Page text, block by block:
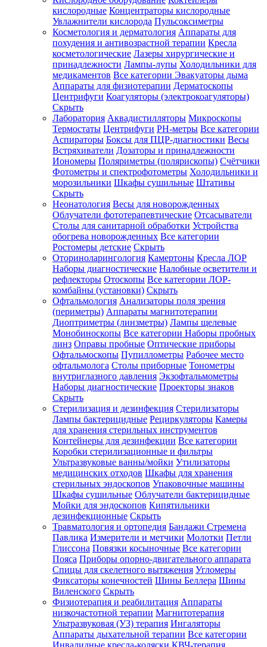
Зарегистрироваться
Зачем
регистрироваться?
Все
покупки
одном
месте
Личный
менеджер
Отслеживание
статуса
заказа
кислородные Концентраторы кислородные
Увлажнители кислорода Пульсоксиметры
Косметология и дерматология Аппараты для
похудения и антивозрастной терапии Кресла
косметологические Лазеры хирургические и
принадлежности Лампы-лупы Холодильники для
медикаментов Все категории Эвакуаторы дыма
Аппараты для физиотерапии Дерматоскопы
Центрифуги Коагуляторы (электрокоагуляторы)
Скрыть
Лаборатория Аквадистилляторы Микроскопы
Термостаты Центрифуги PH-метры Все категории
Аспираторы Боксы для ПЦР-диагностики Весы
Встряхиватели Дозаторы и принадлежности
Иономеры Поляриметры (полярископы) Счётчики
Фотометры и спектрофотометры Холодильники и
морозильники Шкафы сушильные Штативы
Скрыть
Неонатология Весы для новорожденных
Облучатели фототерапевтические Отсасыватели
Столы для санитарной обработки Устройства
обогрева новорожденных Все категории
Ростомеры детские Скрыть
Оториноларингология Камертоны Кресла ЛОР
Наборы диагностические Налобные осветители и
рефлекторы Отоскопы Все категории ЛОР-
комбайны (установки) Скрыть
Офтальмология Анализаторы поля зрения
(периметры) Аппараты магнитотерапии
Диоптриметры (линзметры) Лампы щелевые
Монобиноскопы Все категории Наборы пробных
линз Оправы пробные Оптические приборы
Офтальмоскопы Пупиллометры Рабочее место
офтальмолога Столы приборные Тонометры
внутриглазного давления Экзофтальмометры
Наборы диагностические Проекторы знаков
Скрыть
Стерилизация и дезинфекция Стерилизаторы
Лампы бактерицидные Рециркуляторы Камеры
для хранения стерильных инструментов
Контейнеры для дезинфекции Все категории
Коробки стерилизационные и фильтры
Ультразвуковые ванны/мойки Утилизаторы
медицинских отходов Шкафы для хранения
стерильных эндоскопов Упаковочные машины
Шкафы сушильные Облучатели бактерицидные
Мойки для эндоскопов Кипятильники
дезинфекционные Скрыть
Травматология и ортопедия Бандажи Стремена
Павлика Измерители и метчики Молотки Петли
Глиссона Повязки косыночные Все категории
Пояса Приборы опорно-двигательного аппарата
Спицы для скелетного вытяжения Угломеры
Фиксаторы конечностей Шины Беллера Шины
Виленского Скрыть
Физиотерапия и реабилитация Аппараты
низкочастотной терапии Магнитотерапия
Ультразвуковая (УЗ) терапия Ингаляторы
Аппараты дыхательной терапии Все категории
Инвалидные кресла-коляски КВЧ-терапия